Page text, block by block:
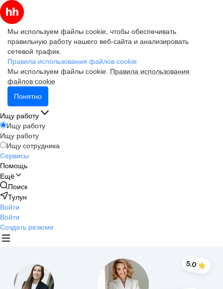
Мы используем файлы cookie, чтобы обеспечивать
правильную работу нашего веб-сайта и анализировать
сетевой трафик.
Правила использования файлов cookie
Мы используем файлы cookie. Правила использования
файлов cookie
Понятно
Ищу работу
Ищу работу
Ищу работу
Ищу сотрудника
Сервисы
Помощь
Ещё
Поиск
Тулун
Войти
Войти
Создать резюме